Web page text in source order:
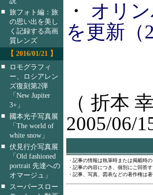
■ 旅フォト編：旅
の思い出を美し
く記録する高画
質レンズ
【 2016/01/21 】
■
ロモグラフィ
ー、ロシアレン
ズ復刻第2弾
「New Jupiter
3+」
■
國本光子写真展
「The world of
white snow」
■ 伏見行介写真展
「Old fashioned
portrait 先達への
オマージュ」
■
スーパースロー
・ オリ
を更新（
（ 折本
2005/06/
・記事の情報は執筆時または掲載時
・記事の内容につき、個別にご回答
・記事、写真、図表などの著作権は